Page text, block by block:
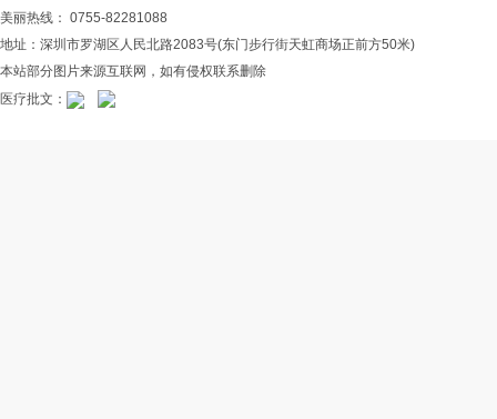
美丽热线： 0755-82281088
地址：深圳市罗湖区人民北路2083号(东门步行街天虹商场正前方50米)
本站部分图片来源互联网，如有侵权联系删除
医疗批文：